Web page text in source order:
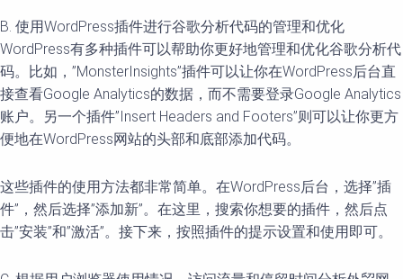
B. 使用WordPress插件进行谷歌分析代码的管理和优化
WordPress有多种插件可以帮助你更好地管理和优化谷歌分析代
码。比如，”MonsterInsights”插件可以让你在WordPress后台直
接查看Google Analytics的数据，而不需要登录Google Analytics
账户。另一个插件”Insert Headers and Footers”则可以让你更方
便地在WordPress网站的头部和底部添加代码。
这些插件的使用方法都非常简单。在WordPress后台，选择”插
件”，然后选择”添加新”。在这里，搜索你想要的插件，然后点
击”安装”和”激活”。接下来，按照插件的提示设置和使用即可。